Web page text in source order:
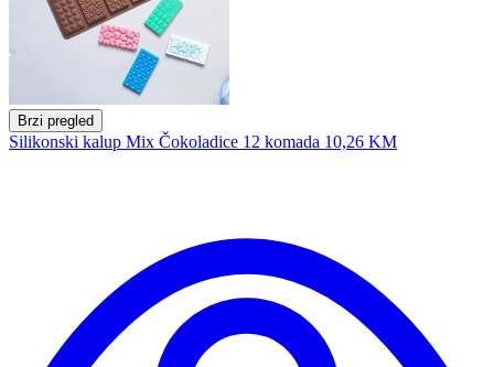
Brzi pregled
Silikonski kalup Mix Čokoladice 12 komada 10,26 KM